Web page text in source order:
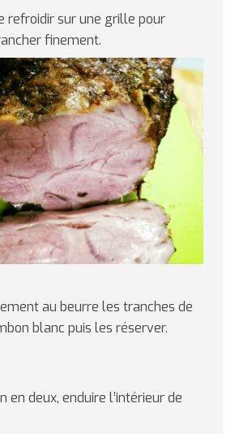
refroidir sur une grille pour
finement.
au beurre les tranches de
blanc puis les réserver.
en deux, enduire l’intérieur de